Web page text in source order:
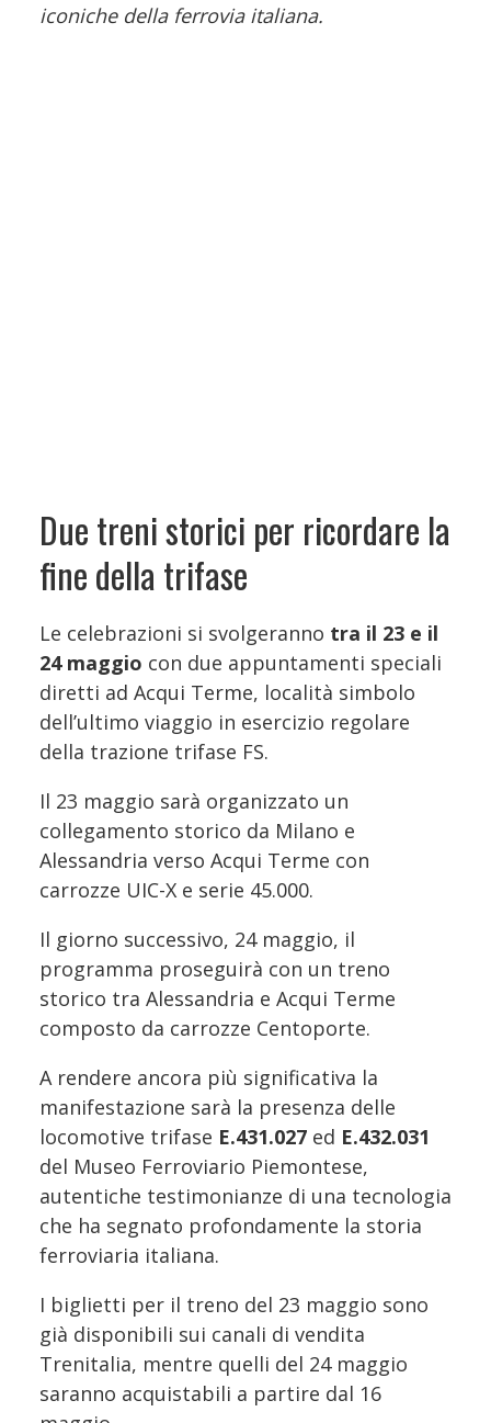
iconiche della ferrovia italiana.
Due treni storici per ricordare la
fine della trifase
Le celebrazioni si svolgeranno tra il 23 e il
24 maggio con due appuntamenti speciali
diretti ad Acqui Terme, località simbolo
dell’ultimo viaggio in esercizio regolare
della trazione trifase FS.
Il 23 maggio sarà organizzato un
collegamento storico da Milano e
Alessandria verso Acqui Terme con
carrozze UIC-X e serie 45.000.
Il giorno successivo, 24 maggio, il
programma proseguirà con un treno
storico tra Alessandria e Acqui Terme
composto da carrozze Centoporte.
A rendere ancora più significativa la
manifestazione sarà la presenza delle
locomotive trifase E.431.027 ed E.432.031
del Museo Ferroviario Piemontese,
autentiche testimonianze di una tecnologia
che ha segnato profondamente la storia
ferroviaria italiana.
I biglietti per il treno del 23 maggio sono
già disponibili sui canali di vendita
Trenitalia, mentre quelli del 24 maggio
saranno acquistabili a partire dal 16